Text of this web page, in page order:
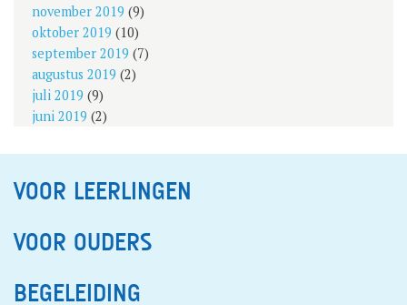
november 2019 (9)
oktober 2019 (10)
september 2019 (7)
augustus 2019 (2)
juli 2019 (9)
juni 2019 (2)
VOOR LEERLINGEN
VOOR OUDERS
BEGELEIDING